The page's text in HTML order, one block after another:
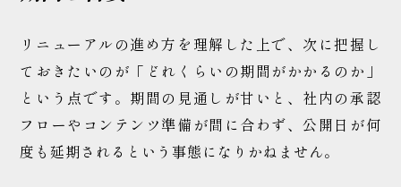
リニューアルの進め方を理解した上で、次に把握し
ておきたいのが「どれくらいの期間がかかるのか」
という点です。期間の見通しが甘いと、社内の承認
フローやコンテンツ準備が間に合わず、公開日が何
度も延期されるという事態になりかねません。